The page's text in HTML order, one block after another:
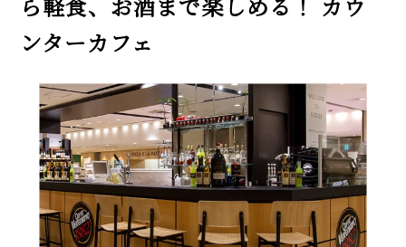
ら軽食、お酒まで楽しめる！ カウ
ンターカフェ